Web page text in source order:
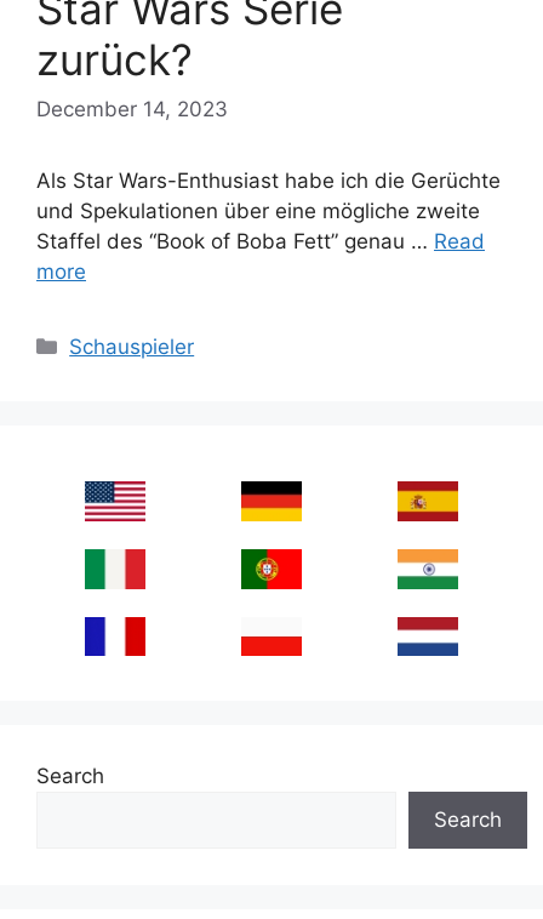
zurück?
December 14, 2023
Als Star Wars-Enthusiast habe ich die Gerüchte
und Spekulationen über eine mögliche zweite
Staffel des “Book of Boba Fett” genau … Read
more
Categories
Schauspieler
Search
Search